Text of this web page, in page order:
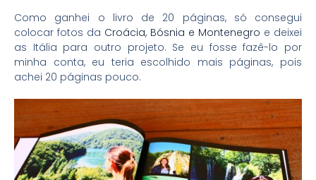
Como ganhei o livro de 20 páginas, só consegui
colocar fotos da Croácia, Bósnia e Montenegro e deixei
as Itália para outro projeto. Se eu fosse fazê-lo por
minha conta, eu teria escolhido mais páginas, pois
achei 20 páginas pouco.